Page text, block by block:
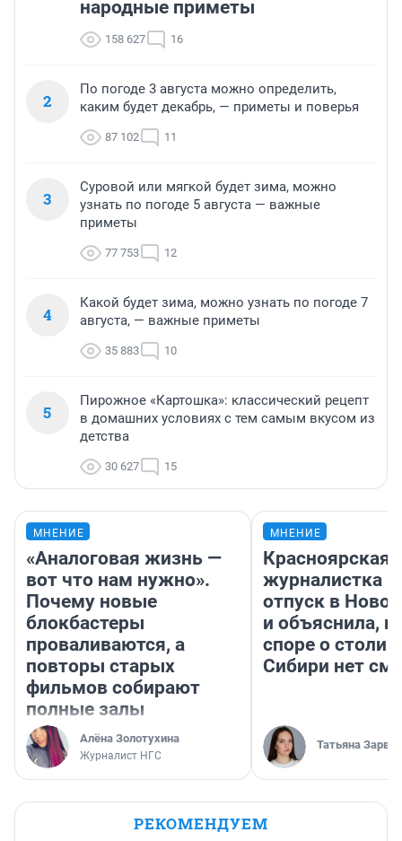
народные приметы
158 627 16
2
По погоде 3 августа можно определить,
каким будет декабрь, — приметы и поверья
87 102 11
3
Суровой или мягкой будет зима, можно
узнать по погоде 5 августа — важные
приметы
77 753 12
4
Какой будет зима, можно узнать по погоде 7
августа, — важные приметы
35 883 10
5
Пирожное «Картошка»: классический рецепт
в домашних условиях с тем самым вкусом из
детства
30 627 15
МНЕНИЕ
«Аналоговая жизнь —
вот что нам нужно».
Почему новые
блокбастеры
проваливаются, а
повторы старых
фильмов собирают
полные залы
Алёна Золотухина
Журналист НГС
МНЕНИЕ
Красноярская
журналистка
отпуск в
и объяснила,
споре о
Сибири нет
Татьяна Зарва
РЕКОМЕНДУЕМ